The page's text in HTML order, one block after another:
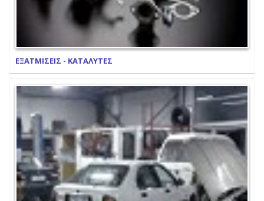
ΕΞΑΤΜΙΣΕΙΣ - ΚΑΤΑΛΥΤΕΣ